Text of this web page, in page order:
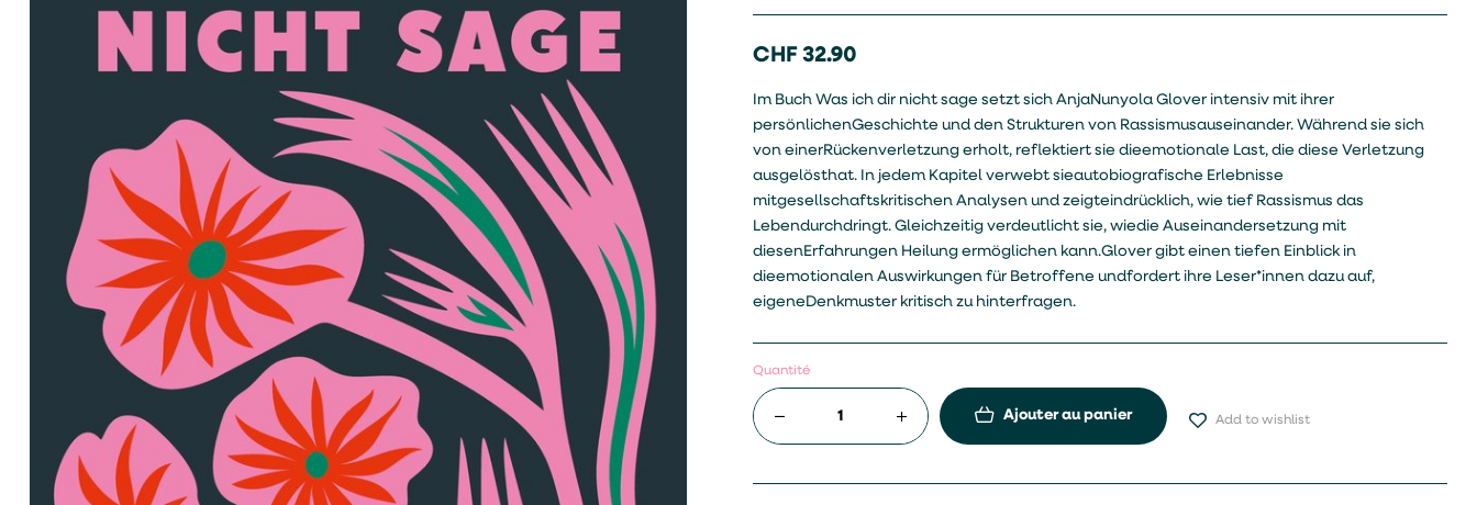
CHF 32.90
Im Buch Was ich dir nicht sage setzt sich AnjaNunyola Glover intensiv mit ihrer
persönlichenGeschichte und den Strukturen von Rassismusauseinander. Während sie sich
von einerRückenverletzung erholt, reflektiert sie dieemotionale Last, die diese Verletzung
ausgelösthat. In jedem Kapitel verwebt sieautobiografische Erlebnisse
mitgesellschaftskritischen Analysen und zeigteindrücklich, wie tief Rassismus das
Lebendurchdringt. Gleichzeitig verdeutlicht sie, wiedie Auseinandersetzung mit
diesenErfahrungen Heilung ermöglichen kann.Glover gibt einen tiefen Einblick in
dieemotionalen Auswirkungen für Betroffene undfordert ihre Leser*innen dazu auf,
eigeneDenkmuster kritisch zu hinterfragen.
Quantité
Ajouter au panier Add to wishlist